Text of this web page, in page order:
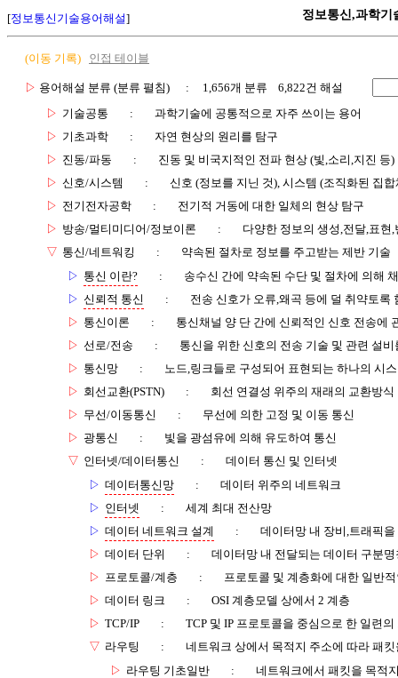
[정보통신기술용어해설] 정보통신,과학기
(이동 기록) 인접 테이블
▷ 용어해설 분류 (분류 펼침)
: 1,656개 분류 6,822건 해설
▷ 기술공통 :
과학기술에 공통적으로 자주 쓰이는 용어
▷ 기초과학 :
자연 현상의 원리를 탐구
▷ 진동/파동 :
진동 및 비국지적인 전파 현상 (빛,소리,지진 등)
▷ 신호/시스템 :
신호 (정보를 지닌 것), 시스템 (조직화된 집합
▷ 전기전자공학 :
전기적 거동에 대한 일체의 현상 탐구
▷ 방송/멀티미디어/정보이론 :
다양한 정보의 생성,전달,표현
▽ 통신/네트워킹 :
약속된 절차로 정보를 주고받는 제반 기술
▷ 통신 이란? :
송수신 간에 약속된 수단 및 절차에 의해
▷ 신뢰적 통신 :
전송 신호가 오류,왜곡 등에 덜 취약토록
▷ 통신이론 :
통신채널 양 단 간에 신뢰적인 신호 전송에
▷ 선로/전송 :
통신을 위한 신호의 전송 기술 및 관련 설비
▷ 통신망 :
노드,링크들로 구성되어 표현되는 하나의 시
▷ 회선교환(PSTN) :
회선 연결성 위주의 재래의 교환방식
▷ 무선/이동통신 :
무선에 의한 고정 및 이동 통신
▷ 광통신 :
빛을 광섬유에 의해 유도하여 통신
▽ 인터넷/데이터통신 :
데이터 통신 및 인터넷
▷ 데이터통신망 :
데이터 위주의 네트워크
▷ 인터넷 :
세계 최대 전산망
▷ 데이터 네트워크 설계 :
데이터망 내 장비,트래픽
▷ 데이터 단위 :
데이터망 내 전달되는 데이터 구분명
▷ 프로토콜/계층 :
프로토콜 및 계층화에 대한 일반
▷ 데이터 링크 :
OSI 계층모델 상에서 2 계층
▷ TCP/IP :
TCP 및 IP 프로토콜을 중심으로 한 일련
▽ 라우팅 :
네트워크 상에서 목적지 주소에 따라 패
▷ 라우팅 기초일반 :
네트워크에서 패킷을 목적